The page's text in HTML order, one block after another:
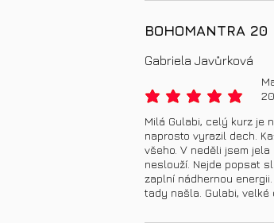
BOHOMANTRA 20
Gabriela Javůrková
average rating is 5 out
Milá Gulabi, celý kurz je
naprosto vyrazil dech.
všeho. V neděli jsem
neslouží. Nejde popsat
zaplní nádhernou
tady našla. Gulabi,